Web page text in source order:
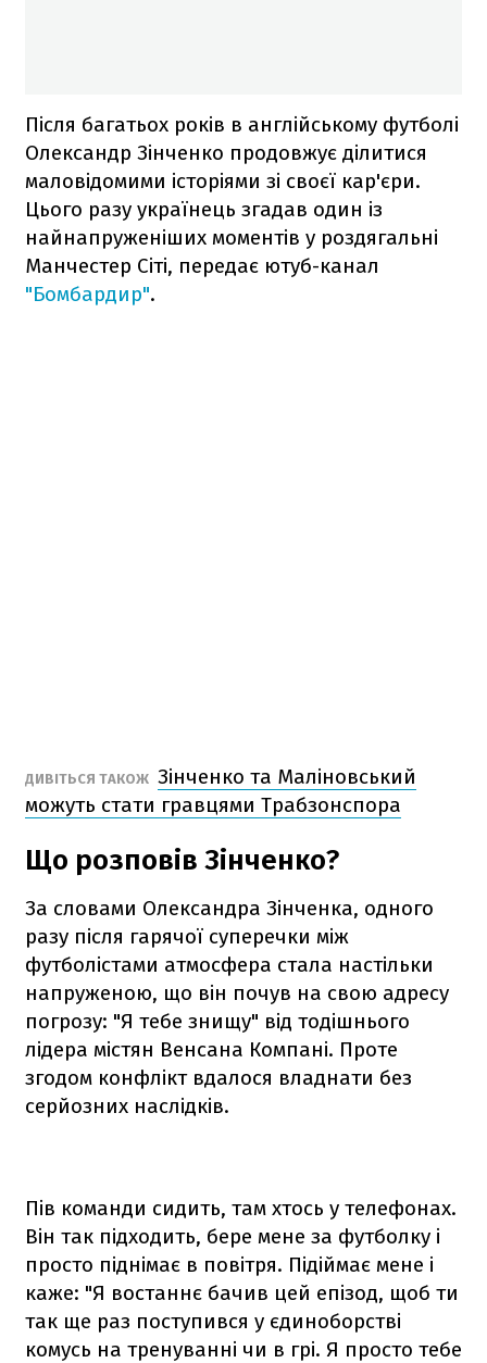
Після багатьох років в англійському футболі
Олександр Зінченко продовжує ділитися
маловідомими історіями зі своєї кар'єри.
Цього разу українець згадав один із
найнапруженіших моментів у роздягальні
Манчестер Сіті, передає ютуб-канал
"Бомбардир".
ДИВІТЬСЯ ТАКОЖ Зінченко та Маліновський
можуть стати гравцями Трабзонспора
Що розповів Зінченко?
За словами Олександра Зінченка, одного
разу після гарячої суперечки між
футболістами атмосфера стала настільки
напруженою, що він почув на свою адресу
погрозу: "Я тебе знищу" від тодішнього
лідера містян Венсана Компані. Проте
згодом конфлікт вдалося владнати без
серйозних наслідків.
Пів команди сидить, там хтось у телефонах.
Він так підходить, бере мене за футболку і
просто піднімає в повітря. Підіймає мене і
каже: "Я востаннє бачив цей епізод, щоб ти
так ще раз поступився у єдиноборстві
комусь на тренуванні чи в грі. Я просто тебе